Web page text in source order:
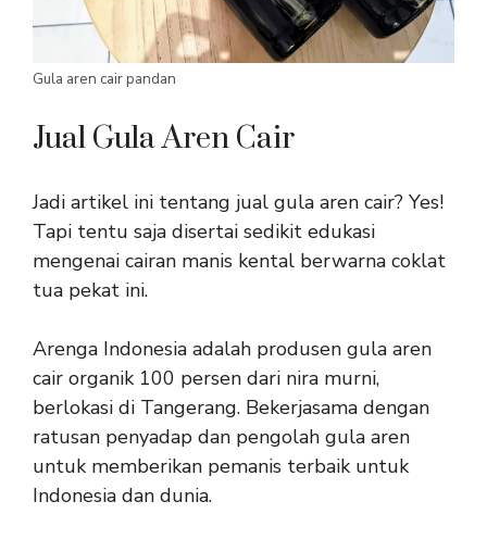
Gula aren cair pandan
Jual Gula Aren Cair
Jadi artikel ini tentang jual gula aren cair? Yes!
Tapi tentu saja disertai sedikit edukasi
mengenai cairan manis kental berwarna coklat
tua pekat ini.
Arenga Indonesia adalah produsen gula aren
cair organik 100 persen dari nira murni,
berlokasi di Tangerang. Bekerjasama dengan
ratusan penyadap dan pengolah gula aren
untuk memberikan pemanis terbaik untuk
Indonesia dan dunia.